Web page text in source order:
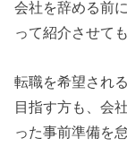
会社を辞める前
って紹介させて
転職を希望され
目指す方も、会
った事前準備を